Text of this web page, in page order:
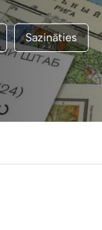
Sazināties